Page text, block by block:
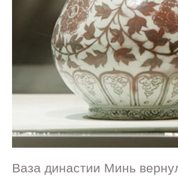
Ваза династии Минь